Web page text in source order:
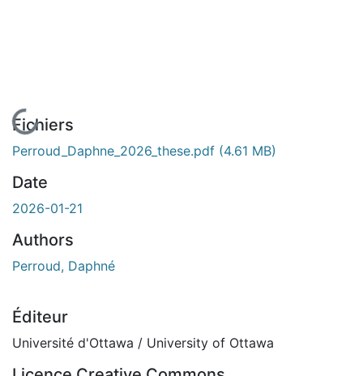
En cours de chargement...
Fichiers
Perroud_Daphne_2026_these.pdf (4.61 MB)
Date
2026-01-21
Authors
Perroud, Daphné
Éditeur
Université d'Ottawa / University of Ottawa